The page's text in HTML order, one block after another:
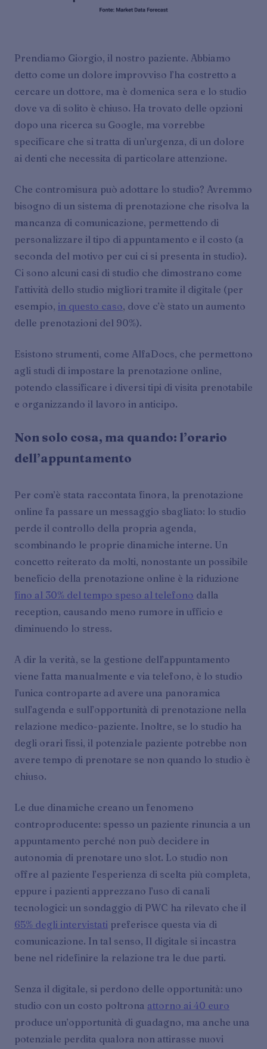
Prendiamo Giorgio, il nostro paziente. Abbiamo
detto come un dolore improvviso l’ha costretto a
cercare un dottore, ma è domenica sera e lo studio
dove va di solito è chiuso. Ha trovato delle opzioni
dopo una ricerca su Google, ma vorrebbe
specificare che si tratta di un’urgenza, di un dolore
ai denti che necessita di particolare attenzione.
Che contromisura può adottare lo studio? Avremmo
bisogno di un sistema di prenotazione che risolva la
mancanza di comunicazione, permettendo di
personalizzare il tipo di appuntamento e il costo (a
seconda del motivo per cui ci si presenta in studio).
Ci sono alcuni casi di studio che dimostrano come
l’attività dello studio migliori tramite il digitale (per
esempio, in questo caso, dove c’è stato un aumento
delle prenotazioni del 90%).
Esistono strumenti, come AlfaDocs, che permettono
agli studi di impostare la prenotazione online,
potendo classificare i diversi tipi di visita prenotabile
e organizzando il lavoro in anticipo.
Non solo cosa, ma quando: l’orario
dell’appuntamento
Per com’è stata raccontata finora, la prenotazione
online fa passare un messaggio sbagliato: lo studio
perde il controllo della propria agenda,
scombinando le proprie dinamiche interne. Un
concetto reiterato da molti, nonostante un possibile
beneficio della prenotazione online è la riduzione
fino al 30% del tempo speso al telefono dalla
reception, causando meno rumore in ufficio e
diminuendo lo stress.
A dir la verità, se la gestione dell’appuntamento
viene fatta manualmente e via telefono, è lo studio
l’unica controparte ad avere una panoramica
sull’agenda e sull’opportunità di prenotazione nella
relazione medico-paziente. Inoltre, se lo studio ha
degli orari fissi, il potenziale paziente potrebbe non
avere tempo di prenotare se non quando lo studio è
chiuso.
Le due dinamiche creano un fenomeno
controproducente: spesso un paziente rinuncia a un
appuntamento perché non può decidere in
autonomia di prenotare uno slot. Lo studio non
offre al paziente l’esperienza di scelta più completa,
eppure i pazienti apprezzano l’uso di canali
tecnologici: un sondaggio di PWC ha rilevato che il
65% degli intervistati preferisce questa via di
comunicazione. In tal senso, Il digitale si incastra
bene nel ridefinire la relazione tra le due parti.
Senza il digitale, si perdono delle opportunità: uno
studio con un costo poltrona attorno ai 40 euro
produce un’opportunità di guadagno, ma anche una
potenziale perdita qualora non attirasse nuovi